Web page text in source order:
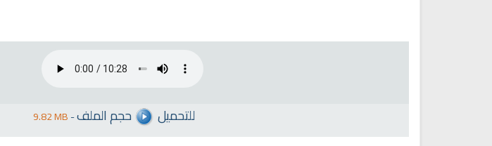
9.82 MB- للتحميل حجم الملف